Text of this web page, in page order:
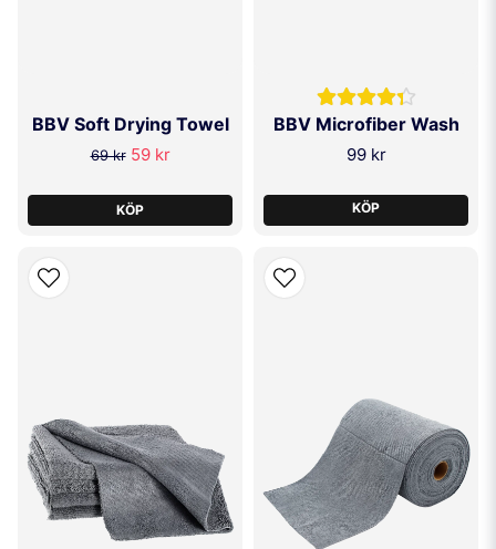
BBV Soft Drying Towel
69 kr 59 kr
KÖP
BBV Microfiber Wash
99 kr
KÖP